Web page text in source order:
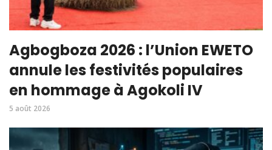
Agbogboza 2026 : l’Union EWETO
annule les festivités populaires
en hommage à Agokoli IV
5 août 2026